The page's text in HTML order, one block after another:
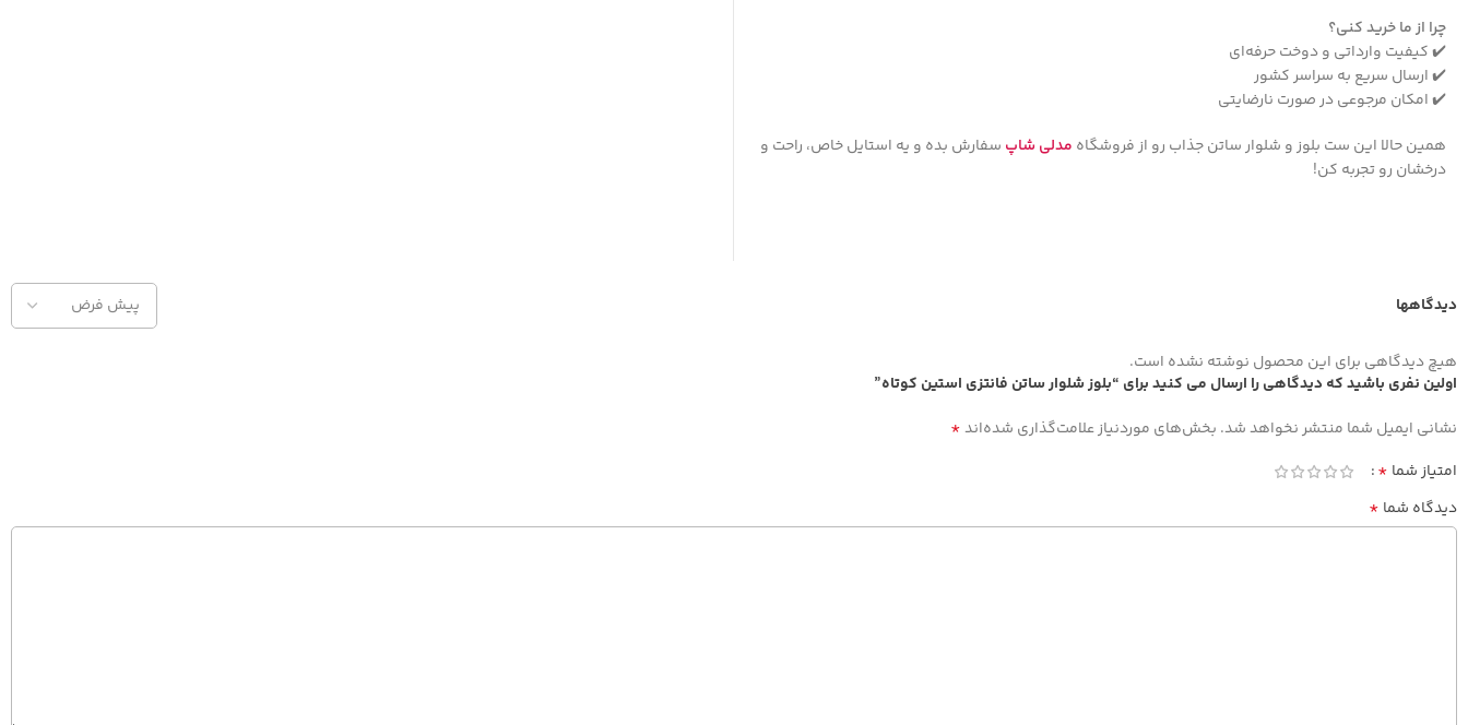
چرا از ما خرید کنی؟
✔️ کیفیت وارداتی و دوخت حرفه‌ای
✔️ ارسال سریع به سراسر کشور
✔️ امکان مرجوعی در صورت نارضایتی
همین حالا این ست بلوز و شلوار ساتن جذاب رو از فروشگاه مدلی شاپ سفارش بده و یه استایل خاص، راحت و
درخشان رو تجربه کن!
دیدگاهها
هیچ دیدگاهی برای این محصول نوشته نشده است.
اولین نفری باشید که دیدگاهی را ارسال می کنید برای “بلوز شلوار ساتن فانتزی استین کوتاه”
نشانی ایمیل شما منتشر نخواهد شد. بخش‌های موردنیاز علامت‌گذاری شده‌اند*
امتیاز شما *
دیدگاه شما *